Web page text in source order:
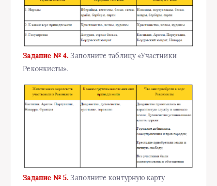
Задание № 4. Заполните таблицу «Участники
Реконкисты».
Задание № 5. Заполните контурную карту